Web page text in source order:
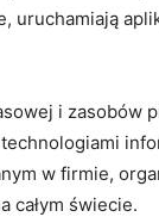
uruchamiają
i zasobów
w firmie,
całym świecie.